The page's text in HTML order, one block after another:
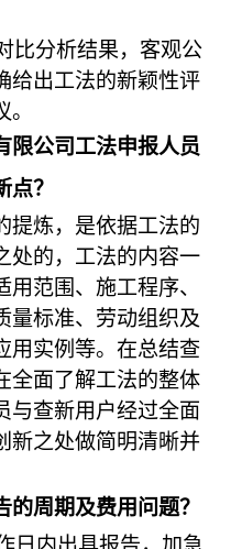
比分析结果，客观公
给出工法的新颖性评
限公司工法申报人员
？
提炼，是依据工法的
处的，工法的内容一
范围、施工程序、
量标准、劳动组织及
用实例等。在总结查
全面了解工法的整体
与查新用户经过全面
新之处做简明清晰并
周期及费用问题？
日内出具报告，加急